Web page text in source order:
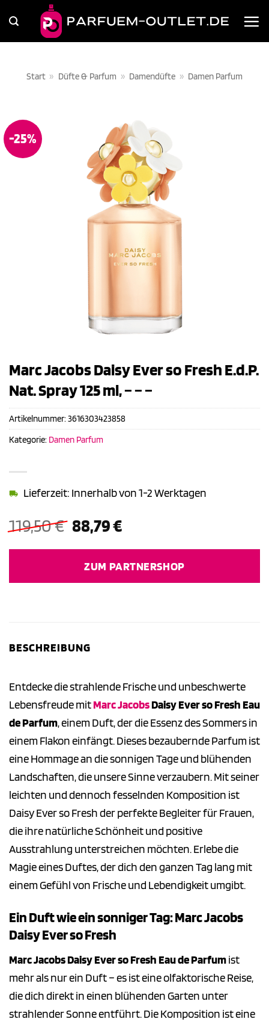
Inhalt
springen
Start » Düfte & Parfum » Damendüfte » Damen Parfum
-25%
Marc Jacobs Daisy Ever so Fresh E.d.P.
Nat. Spray 125 ml, – – –
119,50€ Ursprünglicher
war:
119,50 €
88,79€Aktueller
ist:
88,79 €.
Lieferzeit: Innerhalb von 1-2 Werktagen
ZUM PARTNERSHOP
Artikelnummer: 3616303423858
Kategorie: Damen Parfum
BESCHREIBUNG
Entdecke die strahlende Frische und unbeschwerte
Lebensfreude mitMarc JacobsDaisy Ever so Fresh Eau
de Parfum, einem Duft, der die Essenz des Sommers in
einem Flakon einfängt. Dieses bezaubernde Parfum ist
eine Hommage an die sonnigen Tage und blühenden
Landschaften, die unsere Sinne verzaubern. Mit seiner
leichten und dennoch fesselnden Komposition ist
Daisy Ever so Fresh der perfekte Begleiter für Frauen,
die ihre natürliche Schönheit und positive
Ausstrahlung unterstreichen möchten. Erlebe die
Magie eines Duftes, der dich den ganzen Tag lang mit
einem Gefühl von Frische und Lebendigkeit umgibt.
Ein Duft wie ein sonniger Tag: Marc Jacobs
Daisy Ever so Fresh
Marc Jacobs Daisy Ever so Fresh Eau de Parfumist
mehr als nur ein Duft – es ist eine olfaktorische Reise,
die dich direkt in einen blühenden Garten unter
strahlender Sonne entführt. Die Komposition ist eine